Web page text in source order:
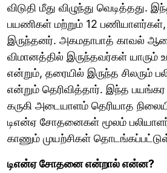
விடுதி மீது விழுந்து வெடித்தது.
பயணிகள் மற்றும் 12
இருந்தனர். அகமதாபாத் காவல்
விமானத்தில் இருந்தவர்கள் யாரும்
என்றும், தரையில் இருந்த சிலரும்
என்றும் தெரிவித்தார். இந்த
கருகி அடையாளம் தெரியாத
டிஎன்ஏ சோதனைகள் மூலம்
காணும் முயற்சிகள்
டிஎன்ஏ சோதனை என்றால் என்ன?